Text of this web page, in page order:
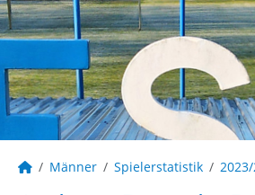
Männer Spielerstatistik